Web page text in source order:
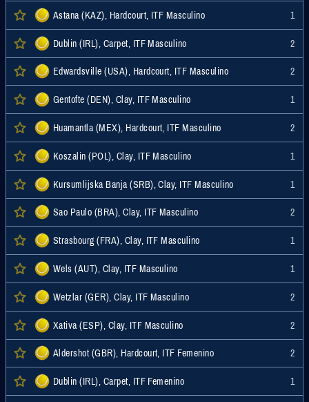
Astana (KAZ), Hardcourt, ITF Masculino 1
Dublin (IRL), Carpet, ITF Masculino 2
Edwardsville (USA), Hardcourt, ITF Masculino 2
Gentofte (DEN), Clay, ITF Masculino 1
Huamantla (MEX), Hardcourt, ITF Masculino 2
Koszalin (POL), Clay, ITF Masculino 1
Kursumlijska Banja (SRB), Clay, ITF Masculino 1
Sao Paulo (BRA), Clay, ITF Masculino 2
Strasbourg (FRA), Clay, ITF Masculino 1
Wels (AUT), Clay, ITF Masculino 1
Wetzlar (GER), Clay, ITF Masculino 2
Xativa (ESP), Clay, ITF Masculino 2
Aldershot (GBR), Hardcourt, ITF Femenino 2
Dublin (IRL), Carpet, ITF Femenino 1